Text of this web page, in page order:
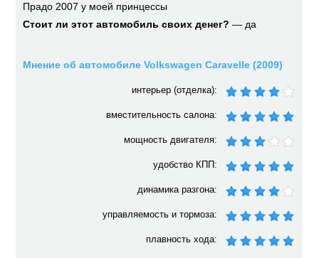
Прадо 2007 у моей принцессы
Стоит ли этот автомобиль своих денег? — да
Мнение об автомобиле Volkswagen Caravelle (2009)
интерьер (отделка):
вместительность салона:
мощность двигателя:
удобство КПП:
динамика разгона:
управляемость и тормоза:
плавность хода: